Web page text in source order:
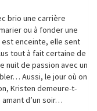
brio une carrière
ou à fonder une
est enceinte, elle sent
tout à fait certaine de
nuit de passion avec un
Aussi, le jour où on
Kristen demeure-t-
d’un soir…